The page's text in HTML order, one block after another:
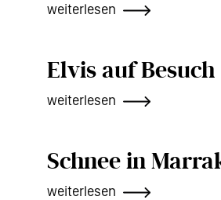
weiterlesen
Elvis auf Besuch
weiterlesen
Schnee in
weiterlesen